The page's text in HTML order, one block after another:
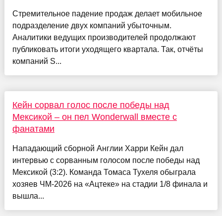
Стремительное падение продаж делает мобильное
подразделение двух компаний убыточным.
Аналитики ведущих производителей продолжают
публиковать итоги уходящего квартала. Так, отчёты
компаний S...
Кейн сорвал голос после победы над
Мексикой – он пел Wonderwall вместе с
фанатами
Нападающий сборной Англии Харри Кейн дал
интервью с сорванным голосом после победы над
Мексикой (3:2). Команда Томаса Тухеля обыграла
хозяев ЧМ-2026 на «Ацтеке» на стадии 1/8 финала и
вышла...